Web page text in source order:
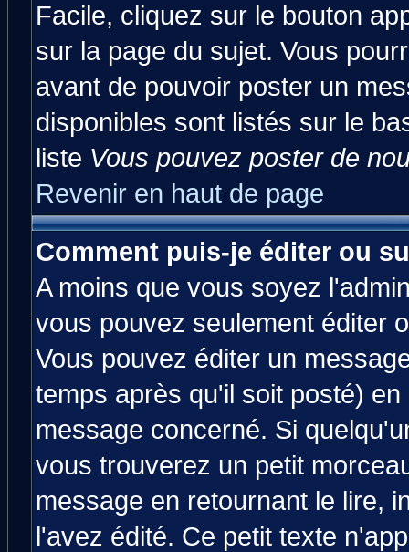
Facile, cliquez sur le bouton
sur la page du sujet. Vous
avant de pouvoir poster un
disponibles sont listés sur le
liste Vous pouvez poster de
Revenir en haut de page
Comment puis-je éditer ou
A moins que vous soyez
vous pouvez seulement éditer
Vous pouvez éditer un
temps après qu'il soit posté)
message concerné. Si
vous trouverez un petit
message en retournant le lire,
l'avez édité. Ce petit texte